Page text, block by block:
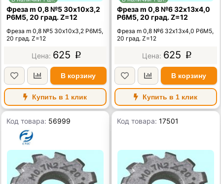
Фреза m 0,8 №5 30х10х3,2
Р6М5, 20 град. Z=12
Фреза m 0,8 №5 30х10х3,2 Р6М5,
20 град. Z=12
625 p
В корзину
Купить в 1 клик
Фреза m 0,8 №6 32х13х4,0
Р6М5, 20 град. Z=12
Фреза m 0,8 №6 32х13х4,0 Р6М5,
20 град. Z=12
625 p
В корзину
Купить в 1 клик
Код товара: 56999 Код товара:17501